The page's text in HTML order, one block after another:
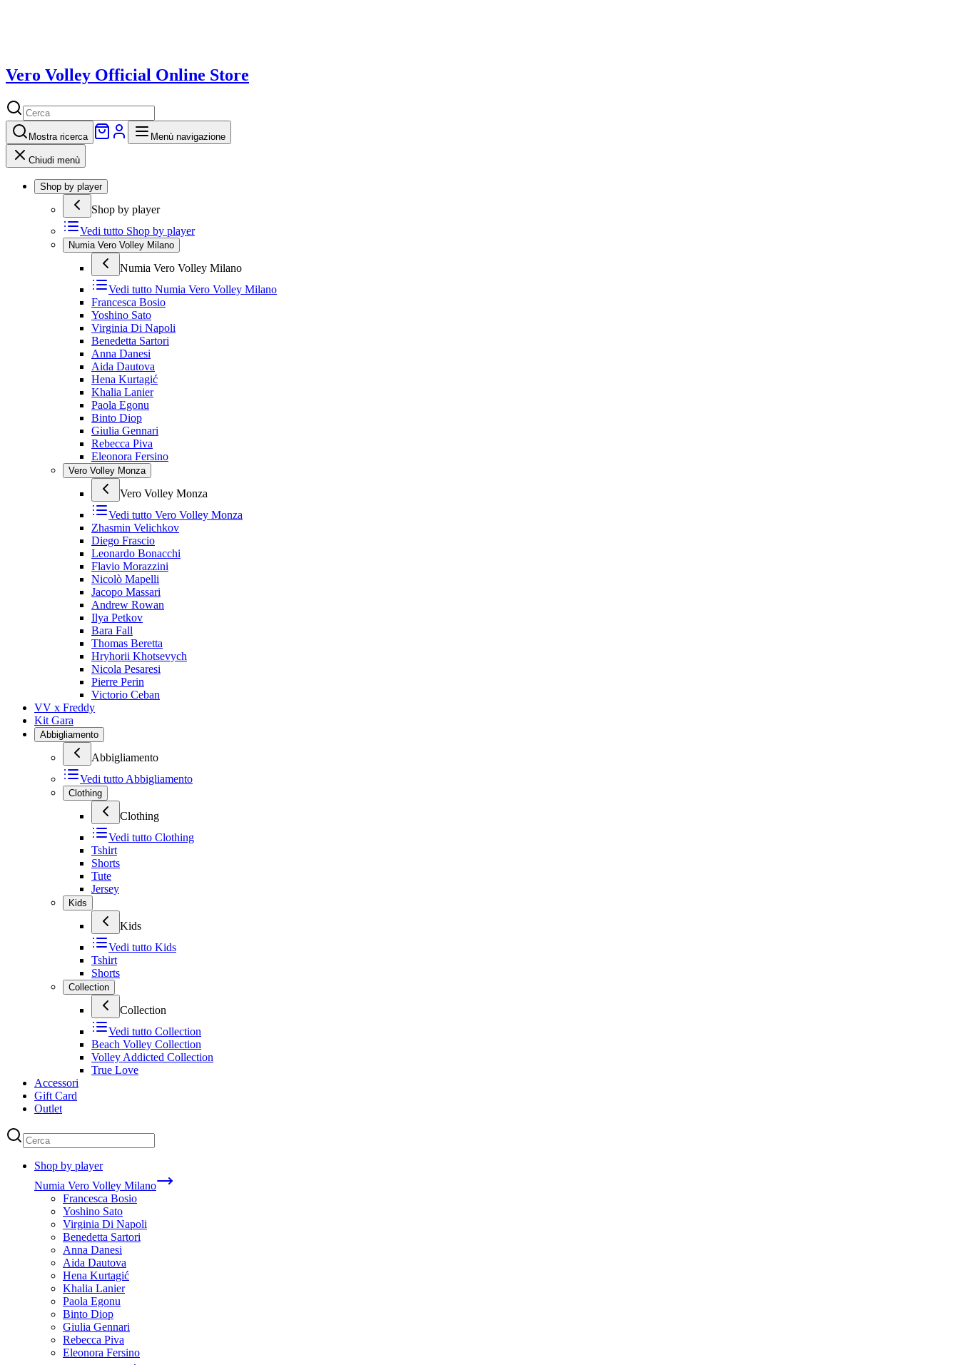
Vero Volley Official Online Store
Mostra ricerca Menù navigazione
Chiudi menù
Shop by player
Shop by player
Vedi tutto Shop by player
Numia Vero Volley Milano
Numia Vero Volley Milano
Vedi tutto Numia Vero Volley Milano
Francesca Bosio
Yoshino Sato
Virginia Di Napoli
Benedetta Sartori
Anna Danesi
Aida Dautova
Hena Kurtagić
Khalia Lanier
Paola Egonu
Binto Diop
Giulia Gennari
Rebecca Piva
Eleonora Fersino
Vero Volley Monza
Vero Volley Monza
Vedi tutto Vero Volley Monza
Zhasmin Velichkov
Diego Frascio
Leonardo Bonacchi
Flavio Morazzini
Nicolò Mapelli
Jacopo Massari
Andrew Rowan
Ilya Petkov
Bara Fall
Thomas Beretta
Hryhorii Khotsevych
Nicola Pesaresi
Pierre Perin
Victorio Ceban
VV x Freddy
Kit Gara
Abbigliamento
Abbigliamento
Vedi tutto Abbigliamento
Clothing
Clothing
Vedi tutto Clothing
Tshirt
Shorts
Tute
Jersey
Kids
Kids
Vedi tutto Kids
Tshirt
Shorts
Collection
Collection
Vedi tutto Collection
Beach Volley Collection
Volley Addicted Collection
True Love
Accessori
Gift Card
Outlet
Shop by player
Numia Vero Volley Milano
Francesca Bosio
Yoshino Sato
Virginia Di Napoli
Benedetta Sartori
Anna Danesi
Aida Dautova
Hena Kurtagić
Khalia Lanier
Paola Egonu
Binto Diop
Giulia Gennari
Rebecca Piva
Eleonora Fersino